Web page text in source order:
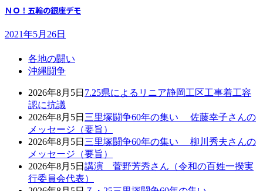
ＮＯ！五輪の銀座デモ
2021年5月26日
各地の闘い
沖縄闘争
2026年8月5日 7.25県によるリニア静岡工区工事着工容
認に抗議
2026年8月5日 三里塚闘争60年の集い 佐藤幸子さんの
メッセージ（要旨）
2026年8月5日 三里塚闘争60年の集い 柳川秀夫さんの
メッセージ（要旨）
2026年8月5日 講演 菅野芳秀さん（令和の百姓一揆実
行委員会代表）